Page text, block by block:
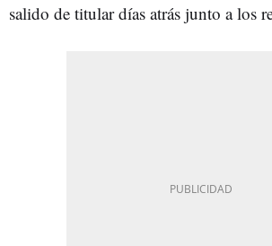
salido de titular días atrás junto a los